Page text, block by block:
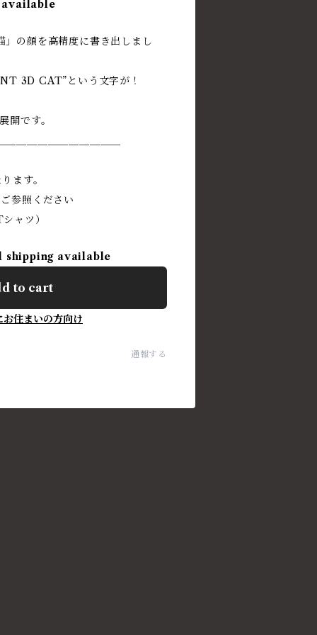
」の顔を高精度に書き出しまし
3D CAT”という文字が！
開です。
ます。
参照ください
ャツ）
available
to cart
お住まいの方向け
通報する